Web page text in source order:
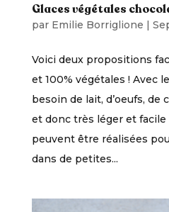
Glaces végétales
par Emilie Borriglione |
Voici deux propositions
et 100% végétales ! Avec
besoin de lait, d’oeufs, de
et donc très léger et facile
peuvent être réalisées
dans de petites...